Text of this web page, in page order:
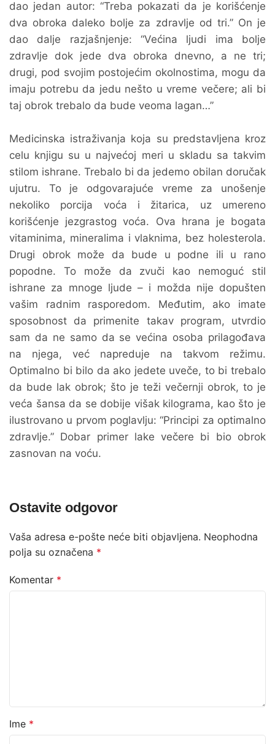
dao jedan autor: “Treba pokazati da je korišćenje
dva obroka daleko bolje za zdravlje od tri.” On je
dao dalje razjašnjenje: “Većina ljudi ima bolje
zdravlje dok jede dva obroka dnevno, a ne tri;
drugi, pod svojim postojećim okolnostima, mogu da
imaju potrebu da jedu nešto u vreme večere; ali bi
taj obrok trebalo da bude veoma lagan…”
Medicinska istraživanja koja su predstavljena kroz
celu knjigu su u najvećoj meri u skladu sa takvim
stilom ishrane. Trebalo bi da jedemo obilan doručak
ujutru. To je odgovarajuće vreme za unošenje
nekoliko porcija voća i žitarica, uz umereno
korišćenje jezgrastog voća. Ova hrana je bogata
vitaminima, mineralima i vlaknima, bez holesterola.
Drugi obrok može da bude u podne ili u rano
popodne. To može da zvuči kao nemoguć stil
ishrane za mnoge ljude – i možda nije dopušten
vašim radnim rasporedom. Međutim, ako imate
sposobnost da primenite takav program, utvrdio
sam da ne samo da se većina osoba prilagođava
na njega, već napreduje na takvom režimu.
Optimalno bi bilo da ako jedete uveče, to bi trebalo
da bude lak obrok; što je teži večernji obrok, to je
veća šansa da se dobije višak kilograma, kao što je
ilustrovano u prvom poglavlju: “Principi za optimalno
zdravlje.” Dobar primer lake večere bi bio obrok
zasnovan na voću.
Ostavite odgovor
Vaša adresa e-pošte neće biti objavljena. Neophodna
polja su označena *
Komentar *
Ime *